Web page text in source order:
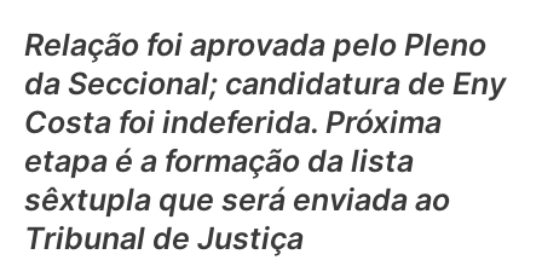
Relação foi aprovada pelo Pleno
da Seccional; candidatura de Eny
Costa foi indeferida. Próxima
etapa é a formação da lista
sêxtupla que será enviada ao
Tribunal de Justiça